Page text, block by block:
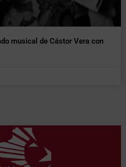
musical de Cástor Vera con